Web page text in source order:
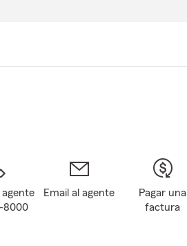
agente
8000
Email al agente
Pagar una
factura